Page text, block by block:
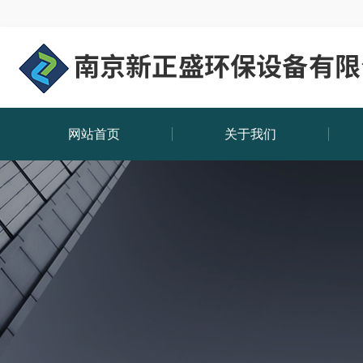
网站首页 关于我们